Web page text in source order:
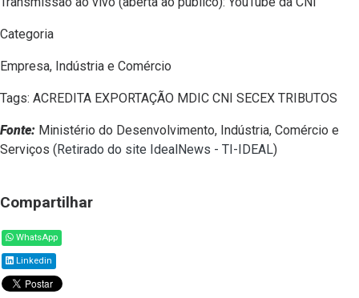
Categoria
Empresa, Indústria e Comércio
Tags: ACREDITA EXPORTAÇÃO MDIC CNI SECEX TRIBUTOS
Fonte: Ministério do Desenvolvimento, Indústria, Comércio e
Serviços (Retirado do site IdealNews - TI-IDEAL)
Compartilhar
WhatsApp
Linkedin